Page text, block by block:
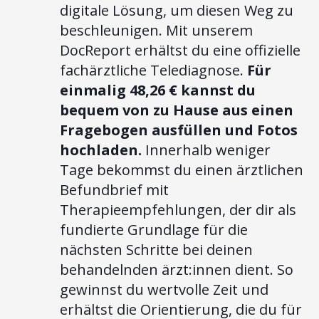
digitale Lösung, um diesen Weg zu
beschleunigen. Mit unserem
DocReport erhältst du eine offizielle
fachärztliche Telediagnose. Für
einmalig 48,26 € kannst du
bequem von zu Hause aus einen
Fragebogen ausfüllen und Fotos
hochladen. Innerhalb weniger
Tage bekommst du einen ärztlichen
Befundbrief mit
Therapieempfehlungen, der dir als
fundierte Grundlage für die
nächsten Schritte bei deinen
behandelnden ärzt:innen dient. So
gewinnst du wertvolle Zeit und
erhältst die Orientierung, die du für